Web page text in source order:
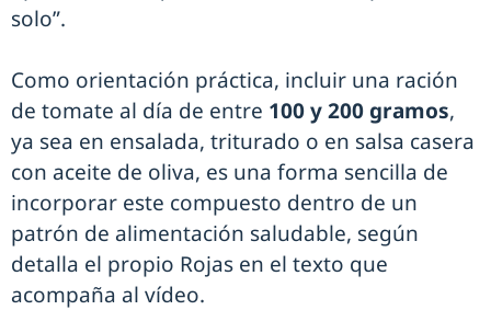
solo”.
Como orientación práctica, incluir una ración
de tomate al día de entre 100 y 200 gramos,
ya sea en ensalada, triturado o en salsa casera
con aceite de oliva, es una forma sencilla de
incorporar este compuesto dentro de un
patrón de alimentación saludable, según
detalla el propio Rojas en el texto que
acompaña al vídeo.